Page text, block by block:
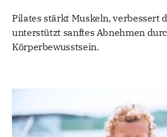
Pilates stärkt Muskeln, verbessert
unterstützt sanftes Abnehmen
Körperbewusstsein.